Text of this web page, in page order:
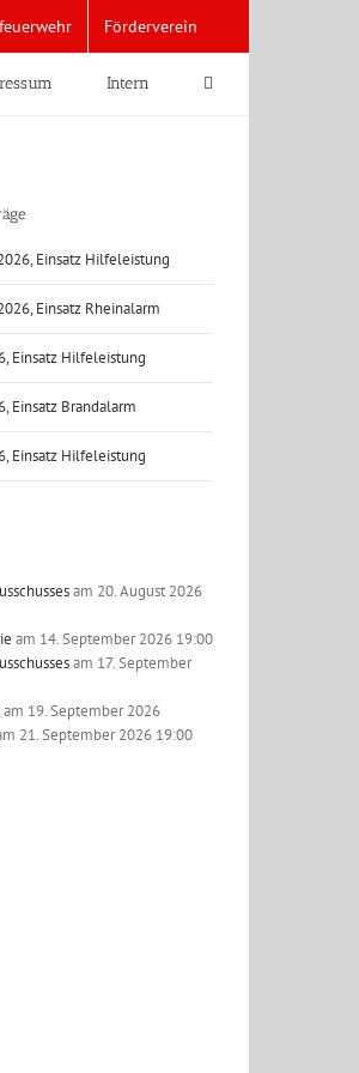
Förderverein
Intern
Einsatz Hilfeleistung
Einsatz Rheinalarm
Einsatz Hilfeleistung
Einsatz Brandalarm
Einsatz Hilfeleistung
am 20. August 2026
am 14. September 2026 19:00
am 17. September
am 19. September 2026
21. September 2026 19:00